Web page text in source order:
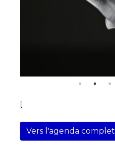
[
Vers l'agenda complet